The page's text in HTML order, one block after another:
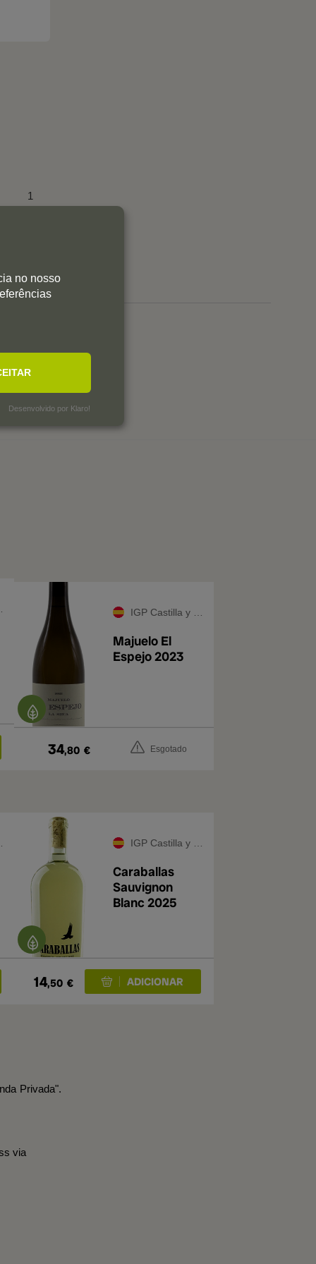
1
IGP Castilla y León
Majuelo El
Espejo 2023
34,80 € Esgotado
IGP Castilla y León
Caraballas
Sauvignon
Blanc 2025
14,50 €
Privada".
via
no nosso
Desenvolvido por Klaro!